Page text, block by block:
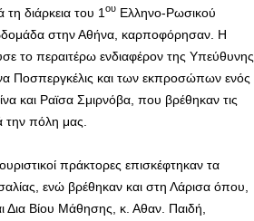
διάρκεια του 1 ου Ελληνο-Ρωσικού
στην Αθήνα, καρποφόρησαν. Η
το περαιτέρω ενδιαφέρον της Υπεύθυνης
Ποσπεργκέλις και των εκπροσώπων ενός
και Ραϊσα Σμιρνόβα, που βρέθηκαν τις
πόλη μας.
πράκτορες επισκέφτηκαν τα
ενώ βρέθηκαν και στη Λάρισα όπου,
Δια Βίου Μάθησης, κ. Αθαν. Παιδή,